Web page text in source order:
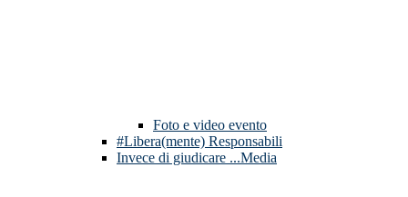
Foto e video evento
#Libera(mente) Responsabili
Invece di giudicare ...Media